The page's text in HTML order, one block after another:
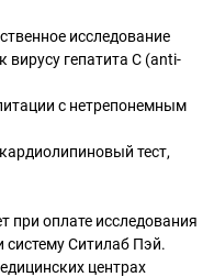
исследование
гепатита C (anti-
с нетрепонемным
тест,
оплате исследования
Ситилаб Пэй.
центрах